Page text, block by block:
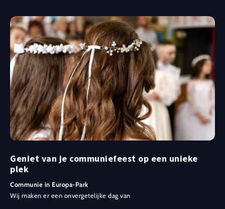
Geniet van je communiefeest op een unieke
plek
Communie in Europa-Park
Wij maken er een onvergetelijke dag van